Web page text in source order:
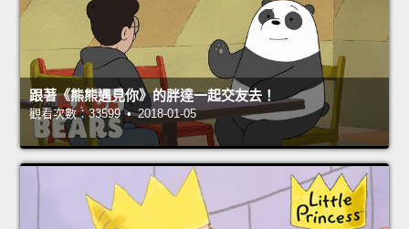
跟著《熊熊遇見你》的胖達一起交友去！
觀看次數：33599 • 2018-01-05